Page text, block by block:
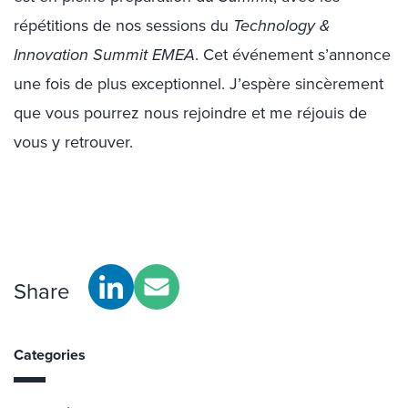
répétitions de nos sessions du Technology &
Innovation Summit EMEA. Cet événement s’annonce
une fois de plus exceptionnel. J’espère sincèrement
que vous pourrez nous rejoindre et me réjouis de
vous y retrouver.
Share
Categories